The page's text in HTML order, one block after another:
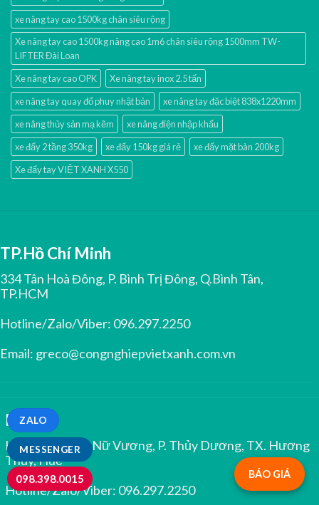
MESSENGER
ZALO
098.398.0015
xe nâng tay cao 1500kg chân siêu rộng
Xe nâng tay cao 1500kg nâng cao 1m6 chân siêu rộng 1500mm TW-
LIFTER Đài Loan
Xe nâng tay cao OPK
Xe nâng tay inox 2.5 tấn
xe nâng tay quay đổ phuy nhật bản
xe nâng tay đặc biệt 838x1220mm
xe nâng thủy sản mạ kẽm
xe nâng điện nhập khấu
xe đẩy 2 tầng 350kg
xe đẩy 150kg giá rẻ
xe đẩy mặt bàn 200kg
Xe đẩy tay VIỆT XANH X550
TP.Hồ Chí Minh
334 Tân Hoà Đông, P. Bình Trị Đông, Q.Bình Tân,
TP.HCM
Hotline/Zalo/Viber: 096.297.2250
Email: greco@congnghiepvietxanh.com.vn
Huế
Kiệt 344 Trưng Nữ Vương, P. Thủy Dương, TX. Hương
Thủy, Huế
Hotline/Zalo/Viber: 096.297.2250
BÁO GIÁ